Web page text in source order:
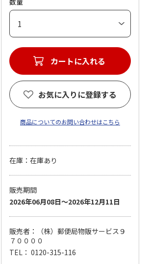
カートに入れる
お気に入りに登録する
商品についてのお問い合わせはこちら
在庫：在庫あり
販売期間
2026年06月08日～2026年12月11日
販売者：（株）郵便局物販サービス９
７００００
TEL： 0120-315-116